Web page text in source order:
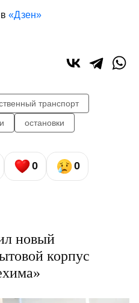
«Дзен»
транспорт
остановки
0 0
новый
корпус